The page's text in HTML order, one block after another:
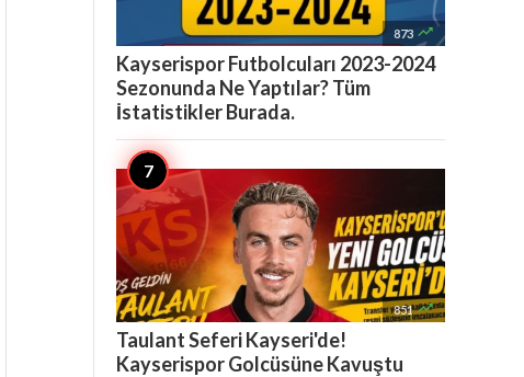
873 
Kayserispor Futbolcuları 2023-2024
Sezonunda Ne Yaptılar? Tüm
İstatistikler Burada.
851 
Taulant Seferi Kayseri'de!
Kayserispor Golcüsüne Kavuştu